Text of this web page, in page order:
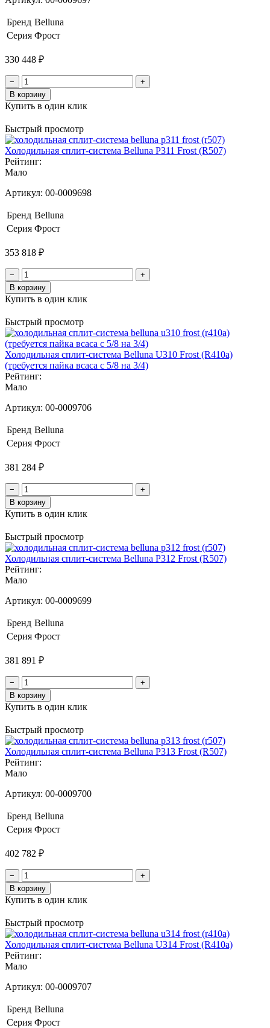
Бренд Belluna
Серия Фрост
330 448 ₽
−
+
В корзину
Купить в один клик
Быстрый просмотр
Холодильная сплит-система Belluna P311 Frost (R507)
Рейтинг:
Мало
Артикул: 00-0009698
Бренд Belluna
Серия Фрост
353 818 ₽
−
+
В корзину
Купить в один клик
Быстрый просмотр
Холодильная сплит-система Belluna U310 Frost (R410a)
(требуется пайка всаса с 5/8 на 3/4)
Рейтинг:
Мало
Артикул: 00-0009706
Бренд Belluna
Серия Фрост
381 284 ₽
−
+
В корзину
Купить в один клик
Быстрый просмотр
Холодильная сплит-система Belluna P312 Frost (R507)
Рейтинг:
Мало
Артикул: 00-0009699
Бренд Belluna
Серия Фрост
381 891 ₽
−
+
В корзину
Купить в один клик
Быстрый просмотр
Холодильная сплит-система Belluna P313 Frost (R507)
Рейтинг:
Мало
Артикул: 00-0009700
Бренд Belluna
Серия Фрост
402 782 ₽
−
+
В корзину
Купить в один клик
Быстрый просмотр
Холодильная сплит-система Belluna U314 Frost (R410a)
Рейтинг:
Мало
Артикул: 00-0009707
Бренд Belluna
Серия Фрост